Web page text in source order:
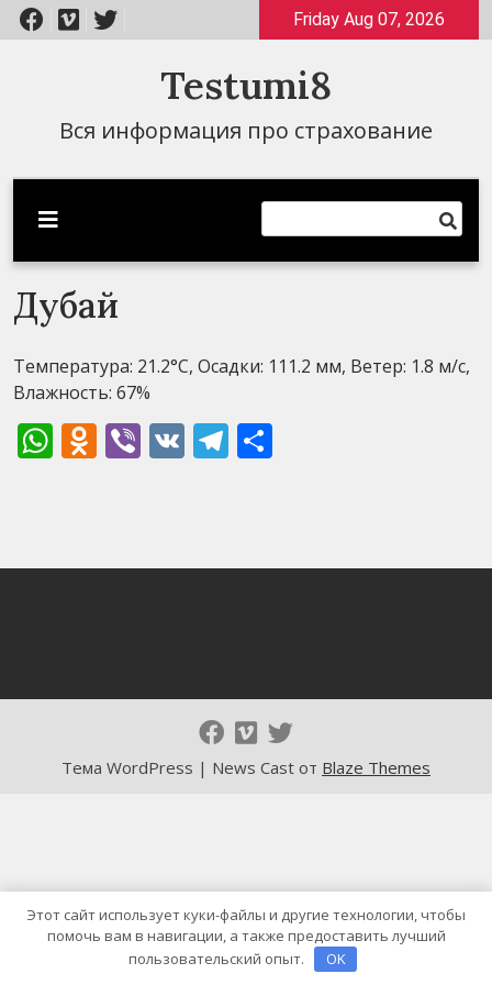
Перейти
к
Friday Aug 07, 2026
Testumi8
Вся информация про страхование
Дубай
Температура: 21.2°C, Осадки: 111.2 мм, Ветер: 1.8 м/с,
Влажность: 67%
WhatsApp
Odnoklassniki
Viber
VK Telegram
Тема WordPress | News Cast от Blaze Themes
Этот сайт использует куки-файлы и другие технологии, чтобы
помочь вам в навигации, а также предоставить лучший
пользовательский опыт.
OK